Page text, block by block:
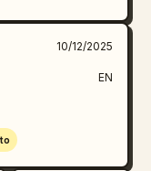
10/12/2025
EN